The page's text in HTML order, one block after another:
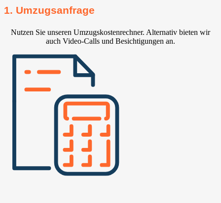
1. Umzugsanfrage
Nutzen Sie unseren Umzugskostenrechner. Alternativ bieten wir
auch Video-Calls und Besichtigungen an.